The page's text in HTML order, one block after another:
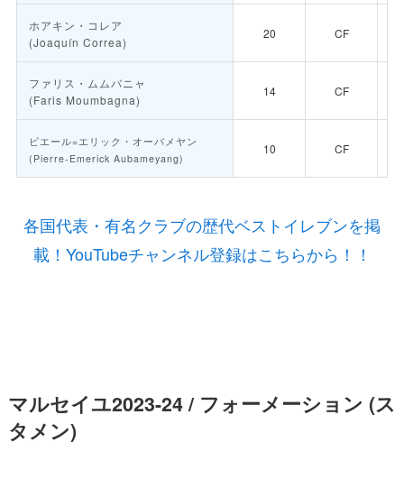
ホアキン・コレア
(Joaquín Correa)
20 CF
ファリス・ムムバニャ
(Faris Moumbagna)
14 CF
ピエール=エリック・オーバメヤン
(Pierre-Emerick Aubameyang)
10 CF
各国代表・有名クラブの歴代ベストイレブンを掲
載！YouTubeチャンネル登録はこちらから！！
マルセイユ2023-24 / フォーメーション (ス
タメン)